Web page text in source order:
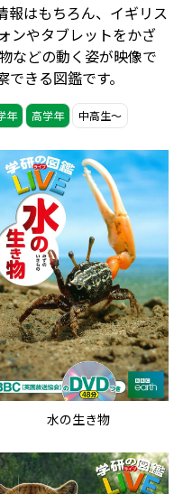
報はもちろん、イギリス
ンやタブレットをかざ
などの動く姿が映像で
きる図鑑です。
年 高学年 中高生〜
水の生き物